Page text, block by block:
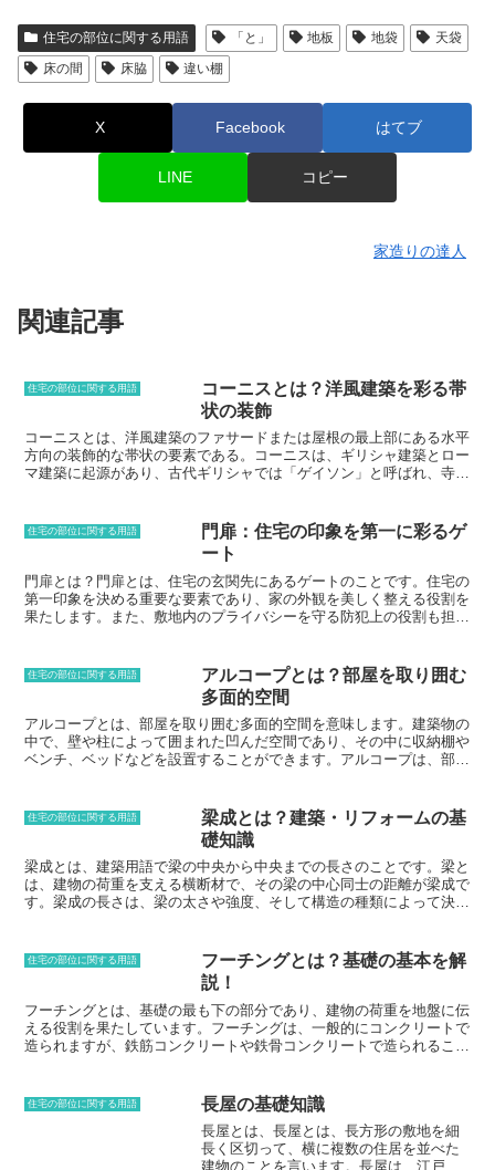
住宅の部位に関する用語 「と」 地板 地袋
天袋
床の間
床脇 違い棚
X Facebook はてブ
LINE コピー
家造りの達人
関連記事
住宅の部位に関する用語
コーニスとは？洋風建築を彩る帯
状の装飾
コーニスとは、洋風建築のファサードまたは屋根の最上部にある水平
方向の装飾的な帯状の要素である。コーニスは、ギリシャ建築とロー
マ建築に起源があり、古代ギリシャでは「ゲイソン」と呼ばれ、寺院
に置かれるようになった。コーニスは、建築物に視覚的な軽さと優美
さを与えるのに役立ち、ファサードの水平方向のラインを強調する。
また、建物のファサードと屋根の境界線を明確にするのにも役立つ。
コーニスは、石、レンガ、コンクリート、木など、さまざまな素材で
作ることができる。また、さまざまな装飾が施されることが多く、そ
の装飾は、その建物の建築様式や時代の流行を反映していることが多
住宅の部位に関する用語
門扉：住宅の印象を第一に彩るゲ
ート
門扉とは？門扉とは、住宅の玄関先にあるゲートのことです。住宅の
第一印象を決める重要な要素であり、家の外観を美しく整える役割を
果たします。また、敷地内のプライバシーを守る防犯上の役割も担っ
あります。鉄製の門扉は耐久性に優れ、防犯性も高いのが特徴です。
アルミ製の門扉は、鉄製よりも軽量で、サビに強いのが特徴です。木
製製の門扉は、ナチュラルな風合いがあり、住宅の外観に温かみを与
えます。プラスチック製の門扉は、軽量で、お手入れが簡単なのが特
徴です。門扉のデザインは、シンプルなものから装飾的なものまで、
さまざまあります。シンプルなデザインの門扉は、住宅の外観に調和
住宅の部位に関する用語
アルコープとは？部屋を取り囲む
多面的空間
アルコープとは、部屋を取り囲む多面的空間を意味します。建築物の
中で、壁や柱によって囲まれた凹んだ空間であり、その中に収納棚や
ベンチ、ベッドなどを設置することができます。アルコープは、部屋
を指します。その形状は、四角形、半円形、三角形など、様々です。
アルコープは、部屋の中で独立した空間を確保することができ、その
中に収納棚やベンチ、ベッドなどを設置することができます。アルコ
ープは、部屋の空間を有効活用し、より機能的に使用することができ
ます。アルコープを設置する際には、その大きさや形状、位置を慎重
に検討する必要があります。アルコープの大きさは、設置する家具の
の動線を妨げない場所に設置することが大切です。
住宅の部位に関する用語
梁成とは？建築・リフォームの基
礎知識
梁成とは、建築用語で梁の中央から中央までの長さのことです。梁と
は、建物の荷重を支える横断材で、その梁の中心同士の距離が梁成で
す。梁成の長さは、梁の太さや強度、そして構造の種類によって決ま
長さ」であり、梁の断面の中心同士の長さのことです。梁成は、梁の
強度を計算する際に必要となる数値で、梁の断面積と合わせて梁の強
住宅の部位に関する用語
フーチングとは？基礎の基本を解
説！
フーチングとは、基礎の最も下の部分であり、建物の荷重を地盤に伝
える役割を果たしています。フーチングは、一般的にコンクリートで
造られますが、鉄筋コンクリートや鉄骨コンクリートで造られること
の厚さは、地盤の状態や建物の荷重によって異なりますが、一般的に
は30cm～60cm程度です。フーチングは、地盤に直接接しているた
め、地盤の状況によって、不同沈下が起こる可能性があります。不同
沈下とは、地盤の一部が沈下し、他の部分が沈下しない現象のことで
住宅の部位に関する用語 長屋の基礎知識
長屋とは、長屋とは、長方形の敷地を細
長く区切って、横に複数の住居を並べた
建物のことを言います。長屋は、江戸時